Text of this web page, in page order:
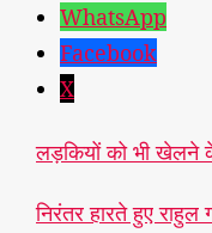
WhatsApp
Facebook
X
लड़कियों को भी खेलने
निरंतर हारते हुए